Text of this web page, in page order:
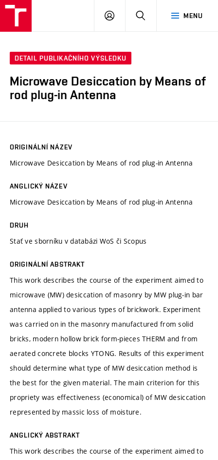
MENU
PŘIHLÁSIT
DETAIL PUBLIKAČNÍHO VÝSLEDKU
Microwave Desiccation by Means of
rod plug-in Antenna
ORIGINÁLNÍ NÁZEV
Microwave Desiccation by Means of rod plug-in Antenna
ANGLICKÝ NÁZEV
Microwave Desiccation by Means of rod plug-in Antenna
DRUH
Stať ve sborníku v databázi WoS či Scopus
ORIGINÁLNÍ ABSTRAKT
This work describes the course of the experiment aimed to
microwave (MW) desiccation of masonry by MW plug-in bar
antenna applied to various types of brickwork. Experiment
was carried on in the masonry manufactured from solid
bricks, modern hollow brick form-pieces THERM and from
aerated concrete blocks YTONG. Results of this experiment
should determine what type of MW desiccation method is
the best for the given material. The main criterion for this
propriety was effectiveness (economical) of MW desiccation
represented by massic loss of moisture.
ANGLICKÝ ABSTRAKT
This work describes the course of the experiment aimed to